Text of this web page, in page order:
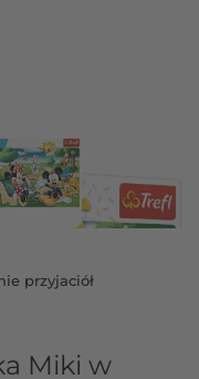
image
View larger image
przyjaciół
Miki w